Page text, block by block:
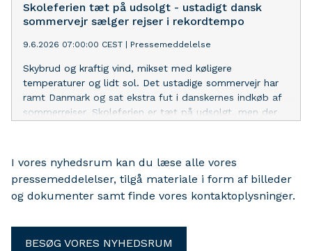
Skoleferien tæt på udsolgt - ustadigt dansk
sommervejr sælger rejser i rekordtempo
9.6.2026 07:00:00 CEST Pressemeddelelse
Skybrud og kraftig vind, mikset med køligere
temperaturer og lidt sol. Det ustadige sommervejr har
ramt Danmark og sat ekstra fut i danskernes indkøb af
sommerrejser. Skoleferien er tæt på udsolgt, men der
I vores nyhedsrum kan du læse alle vores
pressemeddelelser, tilgå materiale i form af billeder
og dokumenter samt finde vores kontaktoplysninger.
BESØG VORES NYHEDSRUM